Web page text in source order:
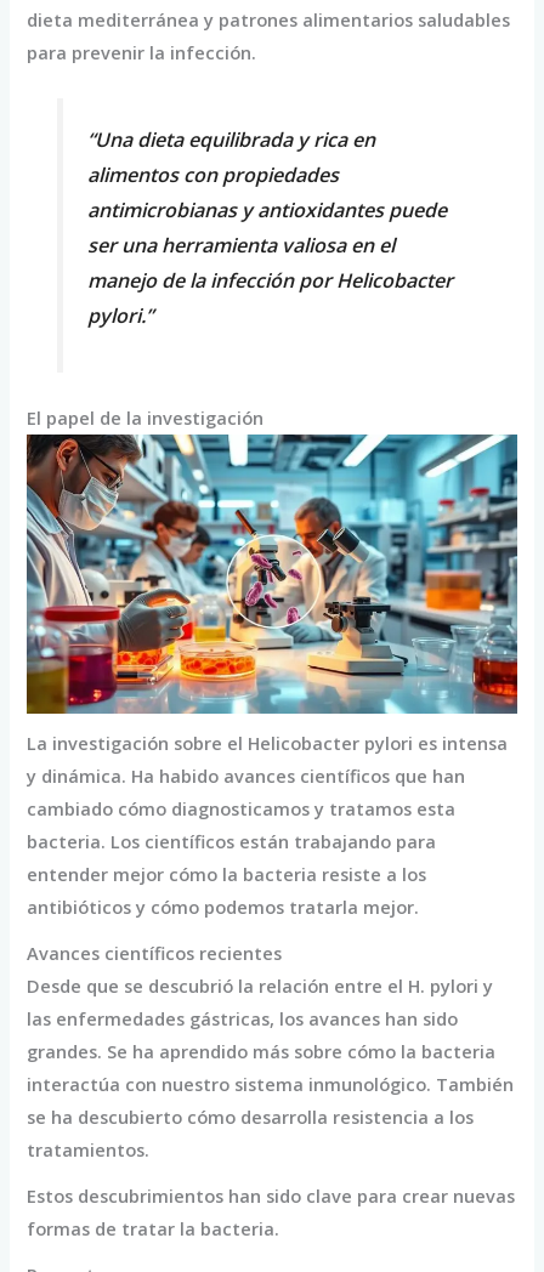
dieta mediterránea y patrones alimentarios saludables
para prevenir la infección.
“Una dieta equilibrada y rica en
alimentos con propiedades
antimicrobianas y antioxidantes puede
ser una herramienta valiosa en el
manejo de la infección por Helicobacter
pylori.”
El papel de la investigación
La investigación sobre el Helicobacter pylori es intensa
y dinámica. Ha habido avances científicos que han
cambiado cómo diagnosticamos y tratamos esta
bacteria. Los científicos están trabajando para
entender mejor cómo la bacteria resiste a los
antibióticos y cómo podemos tratarla mejor.
Avances científicos recientes
Desde que se descubrió la relación entre el H. pylori y
las enfermedades gástricas, los avances han sido
grandes. Se ha aprendido más sobre cómo la bacteria
interactúa con nuestro sistema inmunológico. También
se ha descubierto cómo desarrolla resistencia a los
tratamientos.
Estos descubrimientos han sido clave para crear nuevas
formas de tratar la bacteria.